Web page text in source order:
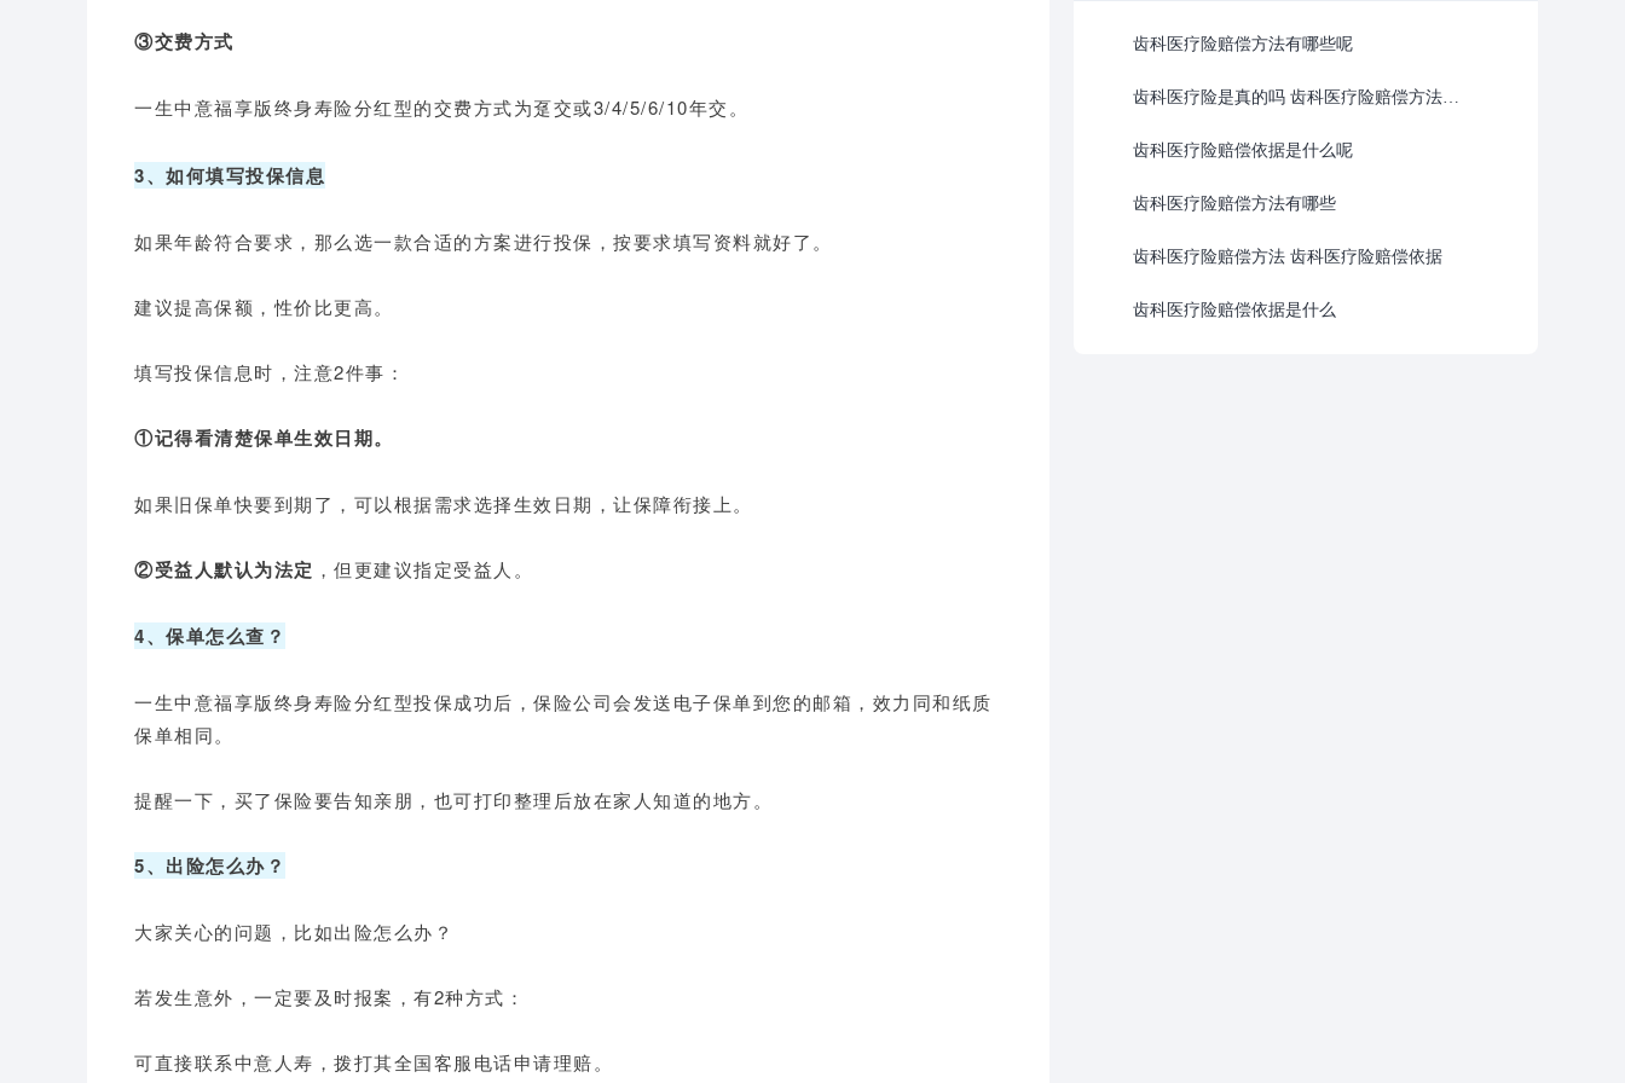
③交费方式
一生中意福享版终身寿险分红型的交费方式为趸交或3/4/5/6/10年交。
3、如何填写投保信息
如果年龄符合要求，那么选一款合适的方案进行投保，按要求填写资料就好了。
建议提高保额，性价比更高。
填写投保信息时，注意2件事：
①记得看清楚保单生效日期。
如果旧保单快要到期了，可以根据需求选择生效日期，让保障衔接上。
②受益人默认为法定 ，但更建议指定受益人。
4、保单怎么查？
一生中意福享版终身寿险分红型投保成功后，保险公司会发送电子保单到您的邮箱，效力同和纸质
保单相同。
提醒一下，买了保险要告知亲朋，也可打印整理后放在家人知道的地方。
5、出险怎么办？
大家关心的问题，比如出险怎么办？
若发生意外，一定要及时报案，有2种方式：
可直接联系中意人寿，拨打其全国客服电话申请理赔。
齿科医疗险赔偿方法有哪些呢
齿科医疗险是真的吗 齿科医疗险赔偿方法最新
齿科医疗险赔偿依据是什么呢
齿科医疗险赔偿方法有哪些
齿科医疗险赔偿方法 齿科医疗险赔偿依据
齿科医疗险赔偿依据是什么